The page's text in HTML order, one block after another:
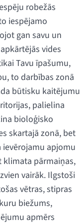
robežās
iespējamo
gan savu un
vides
Tavu īpašumu,
to darbības zonā
būtisku kaitējumu
palielina
bioloģisko
skartajā zonā, bet
apjomu
klimata pārmaiņas,
vairāk. Ilgstoši
vētras, stipras
biežums,
apmērs